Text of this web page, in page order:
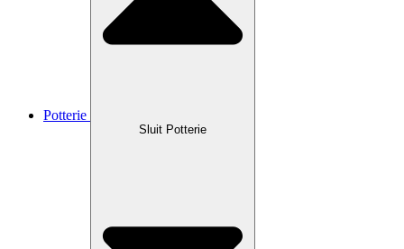
Potterie
Sluit Potterie